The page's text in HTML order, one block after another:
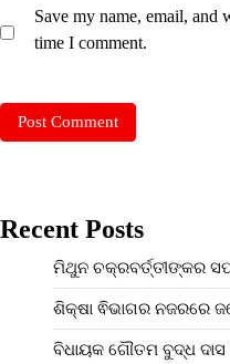
Save my name, email, and
time I comment.
Recent Posts
ମିଥୁନ ଚକ୍ରବର୍ତ୍ତୀଙ୍କର
ଶିକ୍ଷା ଵିଭାଗର ନଜରରେ
ବିଧାୟକ ଗୌତମ ବୁଦ୍ଧ ଦାସ